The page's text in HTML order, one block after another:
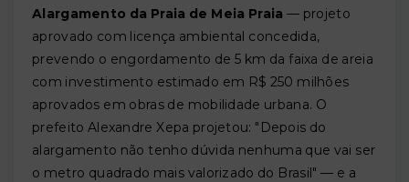
Alargamento da Praia de Meia Praia — projeto
aprovado com licença ambiental concedida,
prevendo o engordamento de 5 km da faixa de areia
com investimento estimado em R$ 250 milhões
aprovados em obras de mobilidade urbana. O
prefeito Alexandre Xepa projetou: "Depois do
alargamento não tenho dúvida nenhuma que vai ser
o metro quadrado mais valorizado do Brasil" — e a